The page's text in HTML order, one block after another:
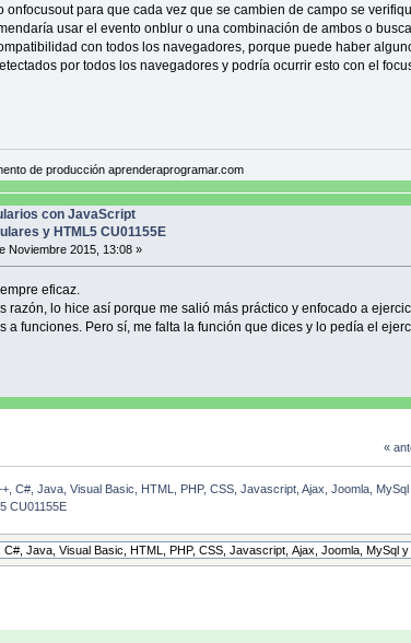
g;
onfocusout para que cada vez que se cambien de campo se
usar el evento onblur o una combinación de ambos o
con todos los navegadores, porque puede haber
por todos los navegadores y podría ocurrir esto con el
de producción aprenderaprogramar.com
con JavaScript
y HTML5 CU01155E
Noviembre 2015, 13:08 »
eficaz.
razón, lo hice así porque me salió más práctico y enfocado a
a funciones. Pero sí, me falta la función que dices y lo pedía el
«
C#, Java, Visual Basic, HTML, PHP, CSS, Javascript, Ajax, Joomla,
CU01155E